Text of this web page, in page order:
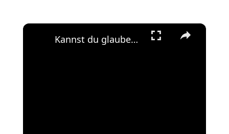
×
Kannst du glauben, dass diese geniale Pasta NUR 2,19€ kostet? 😱 #shorts